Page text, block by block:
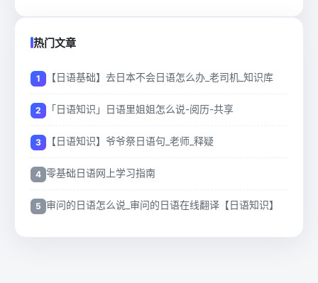
热门文章
【日语基础】去日本不会日语怎么办_老司机_知识库
「日语知识」日语里姐姐怎么说-阅历-共享
【日语知识】爷爷祭日语句_老师_释疑
零基础日语网上学习指南
审问的日语怎么说_审问的日语在线翻译【日语知识】